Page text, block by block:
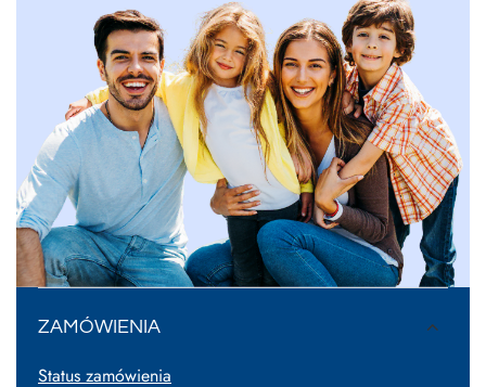
ZAMÓWIENIA
Status zamówienia